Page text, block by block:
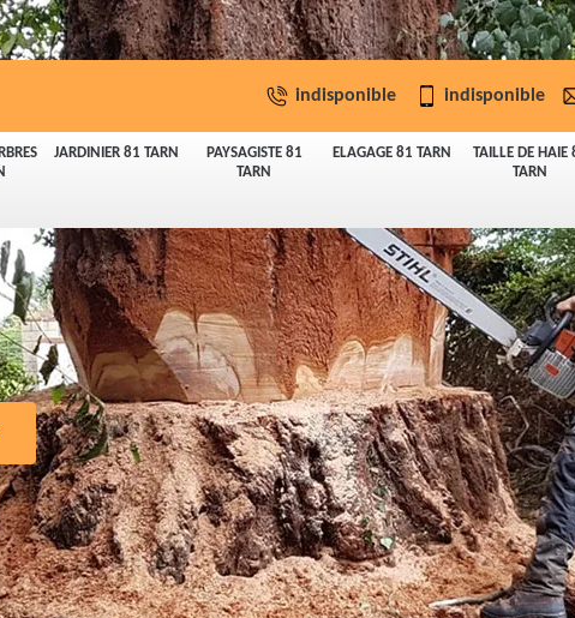
JARDINIER 81 TARN
PAYSAGISTE 81
TARN
ELAGAGE 81 TARN
TAILLE DE HAIE
TARN
indisponible indisponible